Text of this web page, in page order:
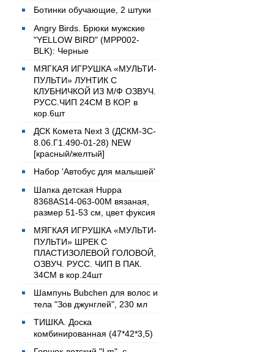
Ботинки обучающие, 2 штуки
Angry Birds. Брюки мужские
"YELLOW BIRD" (MPP002-
BLK): Черные
МЯГКАЯ ИГРУШКА «МУЛЬТИ-
ПУЛЬТИ» ЛУНТИК С
КЛУБНИЧКОЙ ИЗ М/Ф ОЗВУЧ.
РУСС.ЧИП 24СМ В КОР. в
кор.6шт
ДСК Комета Next 3 (ДСКМ-3C-
8.06.Г1.490-01-28) NEW
[красный/желтый]
Набор 'Автобус для малышей'
Шапка детская Huppa
8368AS14-063-00M вязаная,
размер 51-53 см, цвет фуксия
МЯГКАЯ ИГРУШКА «МУЛЬТИ-
ПУЛЬТИ» ШРЕК С
ПЛАСТИЗОЛЕВОЙ ГОЛОВОЙ,
ОЗВУЧ. РУСС. ЧИП В ПАК.
34СМ в кор.24шт
Шампунь Bubchen для волос и
тела "Зов джунглей", 230 мл
ТИШКА. Доска
комбинированная (47*42*3,5)